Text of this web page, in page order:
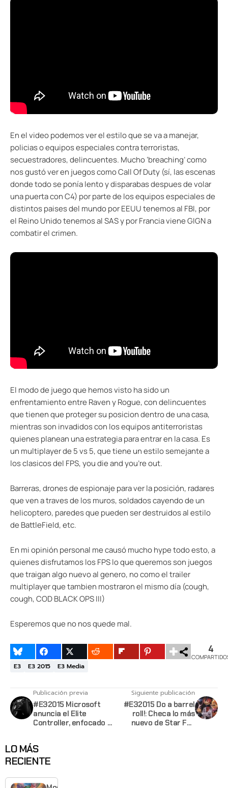
En el video podemos ver el estilo que se va a manejar,
policias o equipos especiales contra terroristas,
secuestradores, delincuentes. Mucho ‘breaching’ como
nos gustó ver en juegos como Call Of Duty (sí, las escenas
donde todo se ponía lento y disparabas despues de volar
una puerta con C4) por parte de los equipos especiales de
distintos paises del mundo por EEUU tenemos al FBI, por
el Reino Unido tenemos al SAS y por Francia viene GIGN a
combatir el crimen.
El modo de juego que hemos visto ha sido un
enfrentamiento entre Raven y Rogue, con delincuentes
que tienen que proteger su posicion dentro de una casa,
mientras son invadidos con los equipos antiterroristas
quienes planean una estrategia para entrar en la casa. Es
un multiplayer de 5 vs 5, que tiene un estilo semejante a
los clasicos del FPS, you die and you’re out.
Barreras, drones de espionaje para ver la posición, radares
que ven a traves de los muros, soldados cayendo de un
helicoptero, paredes que pueden ser destruidos al estilo
de BattleField, etc.
En mi opinión personal me causó mucho hype todo esto, a
quienes disfrutamos los FPS lo que queremos son juegos
que traigan algo nuevo al genero, no como el trailer
multiplayer que tambien mostraron el mismo día (cough,
cough, COD BLACK OPS III)
Esperemos que no nos quede mal.
4
E3 E3 2015 E3 Media
Publicación previa
#E32015 Microsoft
anuncia el Elite
Controller, enfocado a
Siguiente publicación
#E32015 Do a barrel
roll!: Checa lo más
nuevo de Star Fox
LO MÁS
RECIENTE